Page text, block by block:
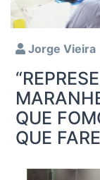
Jorge Vieira
QUE
QUE